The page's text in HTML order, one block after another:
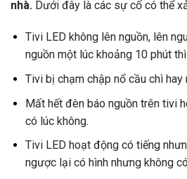
nhà. Dưới đây là các sự cố có thể
Tivi LED không lên nguồn, lên
nguồn một lúc khoảng 10 phút
Tivi bị chạm chập nổ cầu chì hay
Mất hết đèn báo nguồn trên tivi
có lúc không.
Tivi LED hoạt động có tiếng
ngược lại có hình nhưng không